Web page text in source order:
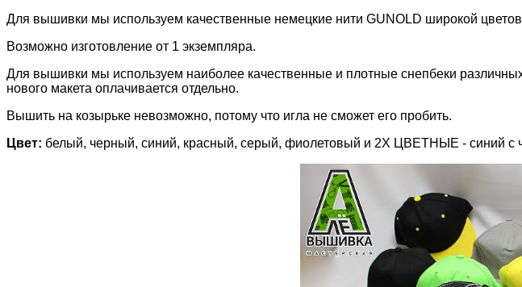
Для вышивки мы используем качественные немецкие нити GUNOLD широкой
Возможно изготовление от 1 экземпляра.
Для вышивки мы используем наиболее качественные и плотные снепбеки
нового макета оплачивается отдельно.
Вышить на козырьке невозможно, потому что игла не сможет его пробить.
Цвет: белый, черный, синий, красный, серый, фиолетовый и 2Х ЦВЕТНЫЕ - синий